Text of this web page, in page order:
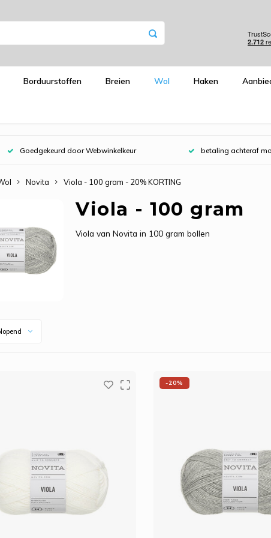
Borduurstoffen Breien Wol Haken
Goedgekeurd door Webwinkelkeur betaling achteraf
Novita Viola - 100 gram - 20% KORTING
Viola - 100 gram
Viola van Novita in 100 gram bollen
-20%